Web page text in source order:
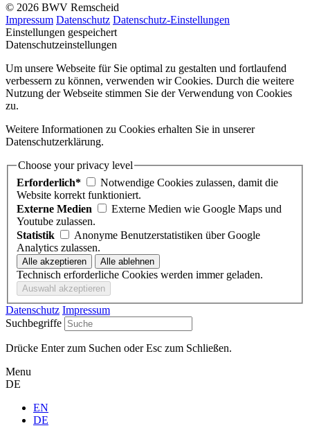
© 2026 BWV Remscheid
Impressum Datenschutz Datenschutz-Einstellungen
Einstellungen gespeichert
Datenschutzeinstellungen
Um unsere Webseite für Sie optimal zu gestalten und fortlaufend
verbessern zu können, verwenden wir Cookies. Durch die weitere
Nutzung der Webseite stimmen Sie der Verwendung von Cookies
zu.
Weitere Informationen zu Cookies erhalten Sie in unserer
Datenschutzerklärung.
Choose your privacy level
Erforderlich*
Notwendige Cookies zulassen, damit die
Website korrekt funktioniert.
Externe Medien
Externe Medien wie Google Maps und
Youtube zulassen.
Statistik
Anonyme Benutzerstatistiken über Google
Analytics zulassen.
Technisch erforderliche Cookies werden immer geladen.
Datenschutz Impressum
Suchbegriffe
Drücke Enter zum Suchen oder Esc zum Schließen.
Menu
DE
EN
DE